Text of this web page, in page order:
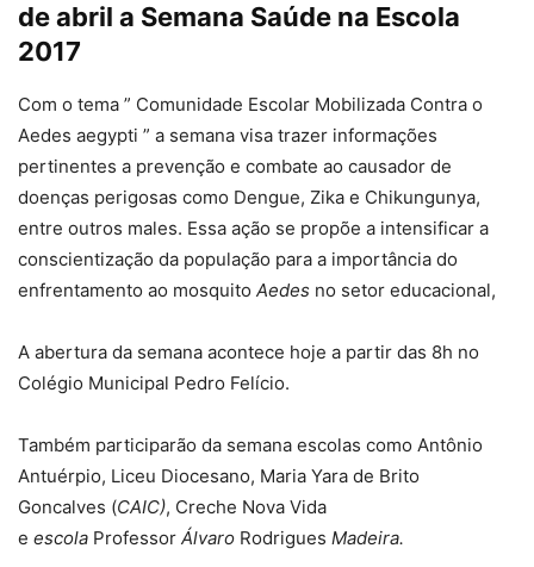
de abril a Semana Saúde na Escola
2017
Com o tema ” Comunidade Escolar Mobilizada Contra o
Aedes aegypti ” a semana visa trazer informações
pertinentes a prevenção e combate ao causador de
doenças perigosas como Dengue, Zika e Chikungunya,
entre outros males. Essa ação se propõe a intensificar a
conscientização da população para a importância do
enfrentamento ao mosquito Aedes no setor educacional,
A abertura da semana acontece hoje a partir das 8h no
Colégio Municipal Pedro Felício.
Também participarão da semana escolas como Antônio
Antuérpio, Liceu Diocesano, Maria Yara de Brito
Goncalves (CAIC), Creche Nova Vida
e escola Professor Álvaro Rodrigues Madeira.